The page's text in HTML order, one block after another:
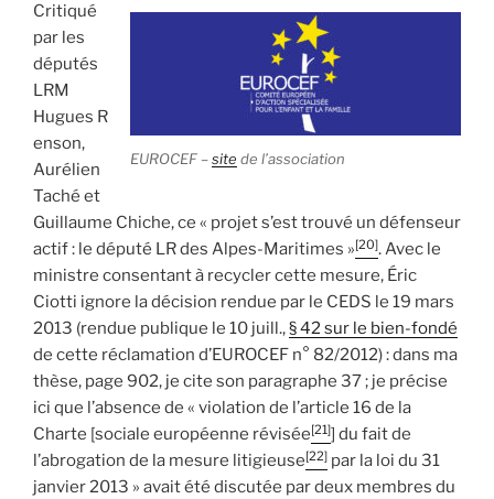
EUROCEF –site de l’association
Critiqué
par les
députés
LRM
Hugues R
enson,
Aurélien
Taché et
Guillaume Chiche, ce « projet s’est trouvé un défenseur
actif : le député LR des Alpes-Maritimes »[20]. Avec le
ministre consentant à recycler cette mesure, Éric
Ciotti ignore la décision rendue par le CEDS le 19 mars
2013 (rendue publique le 10 juill.,§ 42 sur le bien-fondé
de cette réclamation d’EUROCEF n° 82/2012) : dans ma
thèse, page 902, je cite son paragraphe 37 ; je précise
ici que l’absence de « violation de l’article 16 de la
Charte [sociale européenne révisée[21]] du fait de
l’abrogation de la mesure litigieuse[22] par la loi du 31
janvier 2013 » avait été discutée par deux membres du